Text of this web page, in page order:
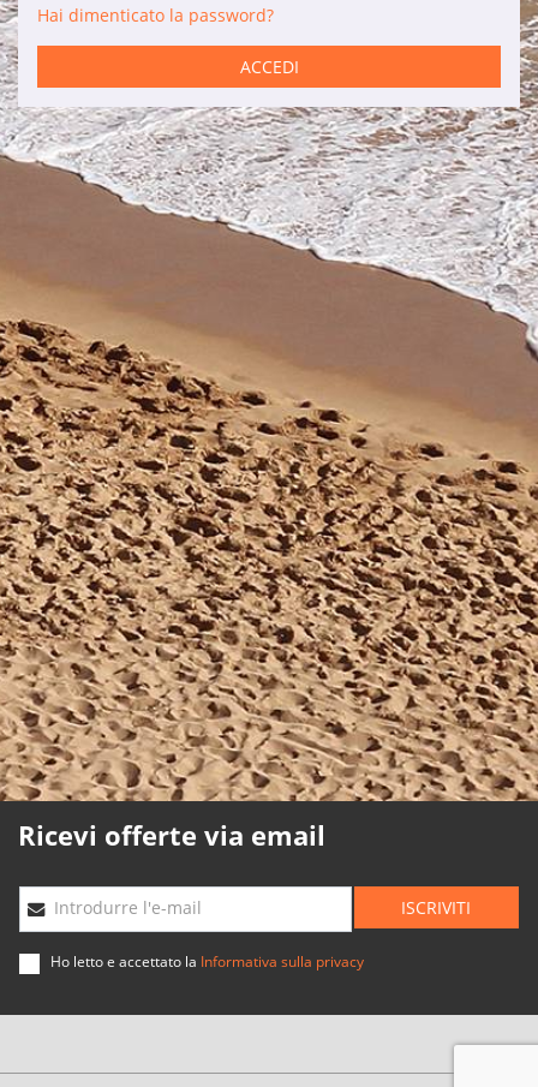
Servizi
Auto a noleggio
Manutenzione
Ristrutturazioni
Informazioni di interesse
Son Bou
Menorca
Blog
Accesso agenzie
Note legali
Informativa sulla privacy
Politica sui cookie
Politica di qualità
Mappa Web
Planning agenzie
Sviluppato
da
Binary
Menorca
Hai dimenticato la password?
ACCEDI
Ricevi offerte via email
Introdurre l'e-mail ISCRIVITI
Ho letto e accettato la Informativa sulla privacy